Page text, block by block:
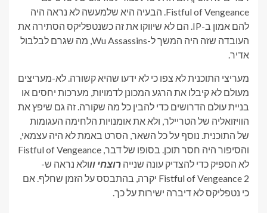
Fistful of Vengeance. הבעיה היא שלמעשה לא נראה היה
להם אמון ב-IP. הם לא שיווקו את זה כשנטפליקס הסתירה את
העובדה שזה היה המשך ל-Wu Assassins, מה שגרם לבלבול
אדיר.
מעריצי התוכנית לא צפו כי לא ידעו שהיא קשורה. לא-מעריצים
מעולם לא קיבלו את הרגע המכונן לדמויות, מערכות יחסים או
בניית עולם הדרושים כדי להבין כל מה שקורה. זה גם שיפץ את
הוויזואליה של הטריילר, ולא את אומנויות הלחימה העגומות
של התוכנית. נוסף על כל השאר, הסרט באמת לא היה עצמאי,
והסיפור היה חסר תוכן. בסופו של דבר, Fistful of Vengeance
לא הספיק כדי להצדיק עונה שנייה רוצחי ווולא נראה ש-
Fistful of Vengeance 2 יקרה, בהתבסס על הזמן שחלף. אם
כי נטפליקס לא דיברה ישירות על כך.